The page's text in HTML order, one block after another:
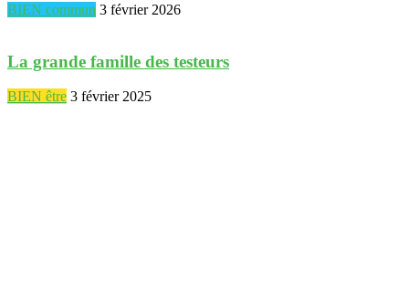
BIEN commun 3 février 2026
La grande famille des testeurs
BIEN être 3 février 2025